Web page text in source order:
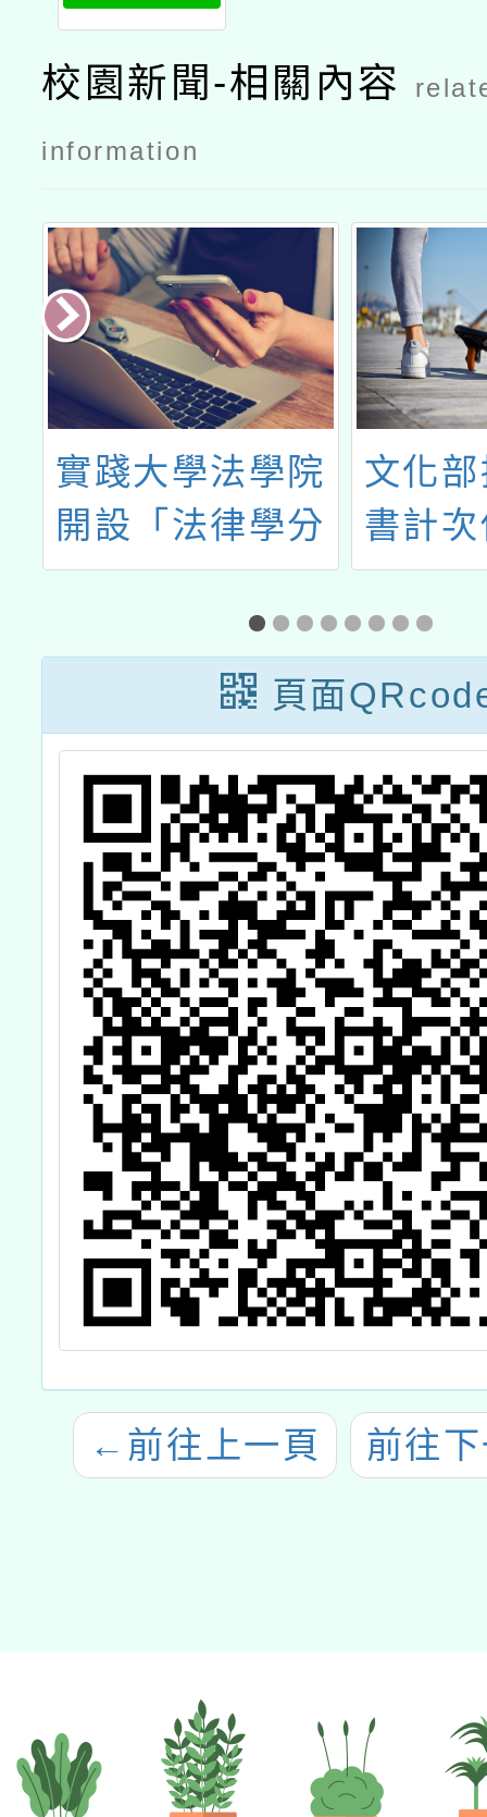
4年原住民
族教育政策
研討會「原
住民族教育
議程
校園新聞-相關內容
information
文化部擴大電子
書計次借閱服務
114年
園學
導工
學初
知能
頁面
← 前往上一頁 前往